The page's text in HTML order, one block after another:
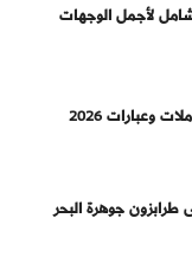
لأجمل الوجهات
وعبارات 2026
طرابزون جوهرة البحر